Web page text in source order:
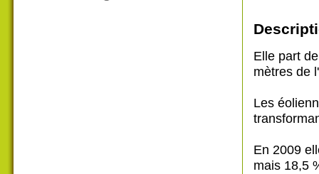
Elle part
mètres de l'
Les
En 2009
mais 18,5